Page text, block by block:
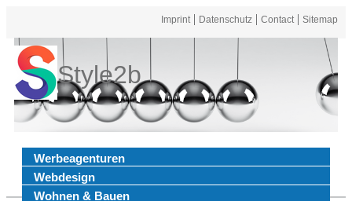
Imprint Datenschutz Contact Sitemap
Style2b
Werbeagenturen
Webdesign
Wohnen & Bauen